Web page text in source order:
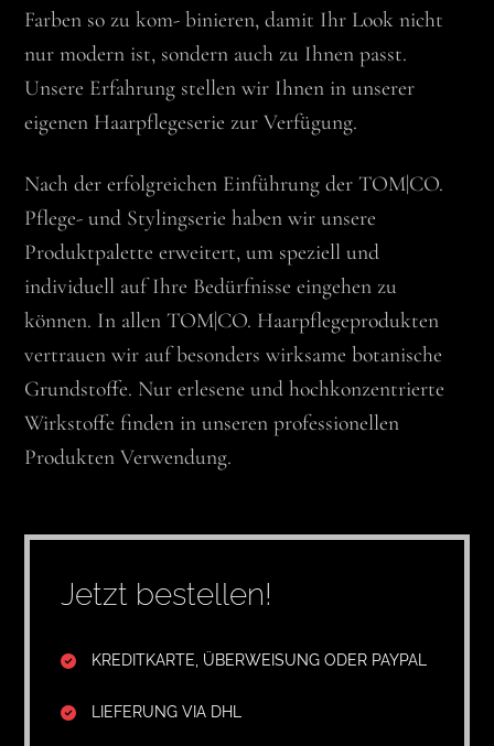
Farben so zu kom- binieren, damit Ihr Look nicht
nur modern ist, sondern auch zu Ihnen passt.
Unsere Erfahrung stellen wir Ihnen in unserer
eigenen Haarpflegeserie zur Verfügung.
Nach der erfolgreichen Einführung der TOM|CO.
Pflege- und Stylingserie haben wir unsere
Produktpalette erweitert, um speziell und
individuell auf Ihre Bedürfnisse eingehen zu
können. In allen TOM|CO. Haarpflegeprodukten
vertrauen wir auf besonders wirksame botanische
Grundstoffe. Nur erlesene und hochkonzentrierte
Wirkstoffe finden in unseren professionellen
Produkten Verwendung.
Jetzt bestellen!
KREDITKARTE, ÜBERWEISUNG ODER PAYPAL
LIEFERUNG VIA DHL